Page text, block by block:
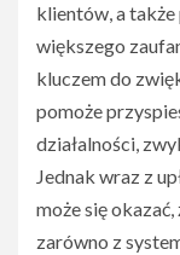
klientów, a
większego
kluczem do
pomoże
działalności,
Jednak wraz z
może się
zarówno z